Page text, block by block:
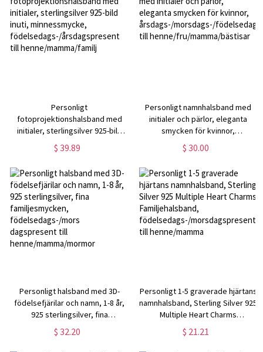
Personligt
fotoprojektionshalsband med
initialer, sterlingsilver 925-bild
inuti, minnessmycke,
födelsedags-/årsdagspresent till
$ 39.89
Personligt namnhalsband med
initialer och pärlor, eleganta
smycken för kvinnor,
årsdags-/morsdags-/
till henne/fru/mamma/bästisar
$ 30.00
Personligt halsband med 3D-
födelsefjärilar och namn, 1-8 år,
925 sterlingsilver, fina
familjesmycken,
födelsedags-/mors dagspresent
$ 32.20
Personligt 1-5 graverade hjärtans
namnhalsband, Sterling Silver 925
Multiple Heart Charms
Familjehalsband,
födelsedags-/morsdagspresent
$ 21.21